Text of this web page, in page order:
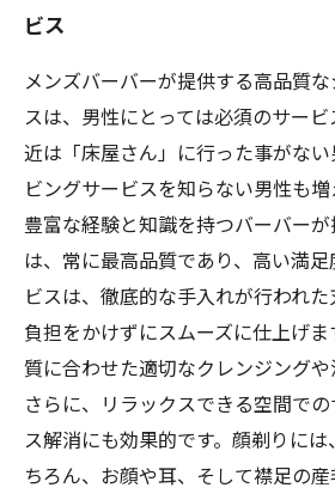
ビス
メンズバーバーが提供する高品質
スは、男性にとっては必須のサー
近は「床屋さん」に行った事がな
ビングサービスを知らない男性も増
豊富な経験と知識を持つバーバー
は、常に最高品質であり、高い満足
ビスは、徹底的な手入れが行われ
負担をかけずにスムーズに仕上げ
質に合わせた適切なクレンジングや
さらに、リラックスできる空間で
ス解消にも効果的です。顔剃りに
ちろん、お顔や耳、そして襟足の